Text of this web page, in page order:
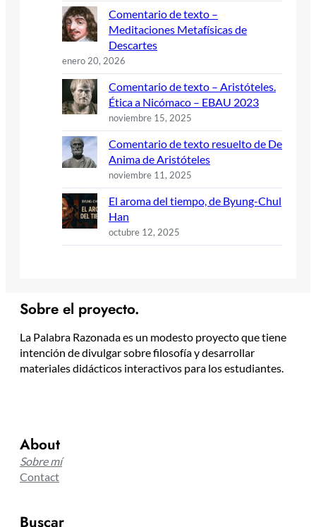
Comentario de texto –
Meditaciones Metafísicas de
Descartes
enero 20, 2026
Comentario de texto – Aristóteles.
Ética a Nicómaco – EBAU 2023
noviembre 15, 2025
Comentario de texto resuelto de De
Anima de Aristóteles
noviembre 11, 2025
El aroma del tiempo, de Byung-Chul
Han
octubre 12, 2025
Sobre el proyecto.
La Palabra Razonada es un modesto proyecto que tiene
intención de divulgar sobre filosofía y desarrollar
materiales didácticos interactivos para los estudiantes.
About
Sobre mí
Contact
Buscar